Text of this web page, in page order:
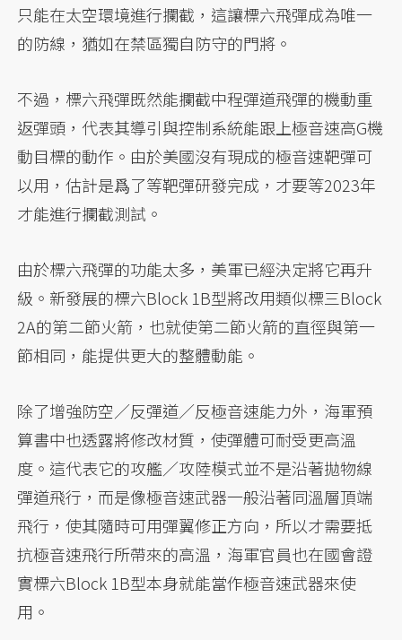
只能在太空環境進行攔截，這讓標六飛彈成為唯一
的防線，猶如在禁區獨自防守的門將。
不過，標六飛彈既然能攔截中程彈道飛彈的機動重
返彈頭，代表其導引與控制系統能跟上極音速高G機
動目標的動作。由於美國沒有現成的極音速靶彈可
以用，估計是爲了等靶彈研發完成，才要等2023年
才能進行攔截測試。
由於標六飛彈的功能太多，美軍已經決定將它再升
級。新發展的標六Block 1B型將改用類似標三Block
2A的第二節火箭，也就使第二節火箭的直徑與第一
節相同，能提供更大的整體動能。
除了增強防空／反彈道／反極音速能力外，海軍預
算書中也透露將修改材質，使彈體可耐受更高溫
度。這代表它的攻艦／攻陸模式並不是沿著拋物線
彈道飛行，而是像極音速武器一般沿著同溫層頂端
飛行，使其隨時可用彈翼修正方向，所以才需要抵
抗極音速飛行所帶來的高溫，海軍官員也在國會證
實標六Block 1B型本身就能當作極音速武器來使
用。